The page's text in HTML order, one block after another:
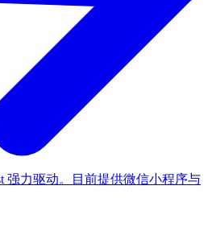
强力驱动。目前提供微信小程序与